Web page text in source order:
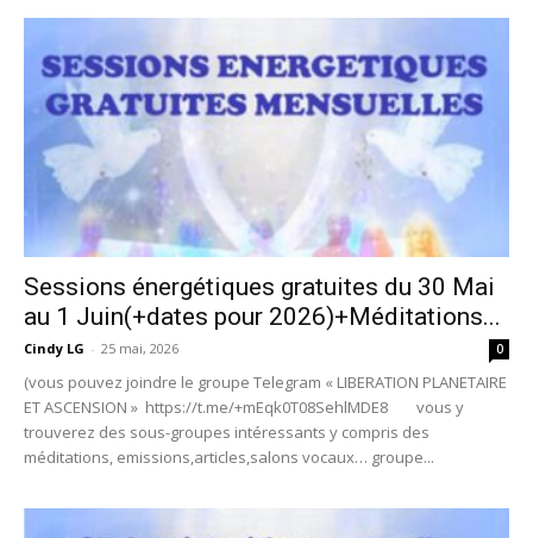
Sessions énergétiques gratuites du 30 Mai
au 1 Juin(+dates pour 2026)+Méditations...
Cindy LG - 25 mai, 2026 0
(vous pouvez joindre le groupe Telegram « LIBERATION PLANETAIRE
ET ASCENSION » https://t.me/+mEqk0T08SehlMDE8 vous y
trouverez des sous-groupes intéressants y compris des
méditations, emissions,articles,salons vocaux… groupe...